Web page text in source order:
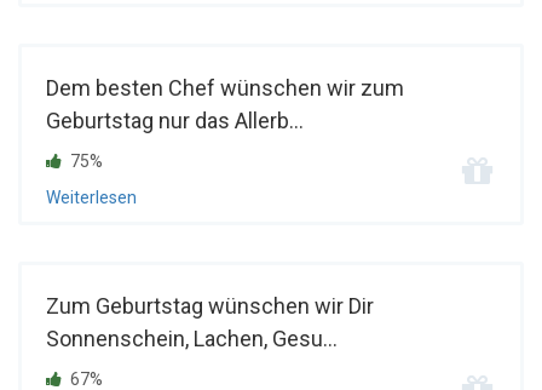
Dem besten Chef wünschen wir zum
Geburtstag nur das Allerb...
75%
Weiterlesen
Zum Geburtstag wünschen wir Dir
Sonnenschein, Lachen, Gesu...
67%